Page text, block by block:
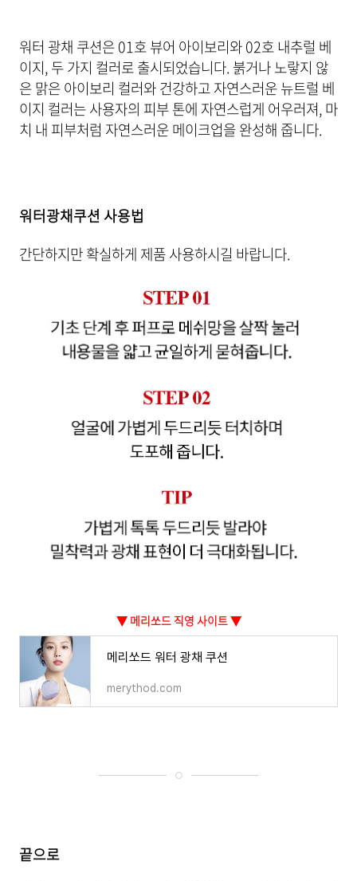
워터 광채 쿠션은 01호 뷰어 아이보리와 02호 내추럴 베
이지, 두 가지 컬러로 출시되었습니다. 붉거나 노랗지 않
은 맑은 아이보리 컬러와 건강하고 자연스러운 뉴트럴 베
이지 컬러는 사용자의 피부 톤에 자연스럽게 어우러져, 마
치 내 피부처럼 자연스러운 메이크업을 완성해 줍니다.
워터광채쿠션 사용법
간단하지만 확실하게 제품 사용하시길 바랍니다.
▼ 메리쏘드 직영 사이트 ▼
메리쏘드 워터 광채 쿠션
merythod.com
끝으로